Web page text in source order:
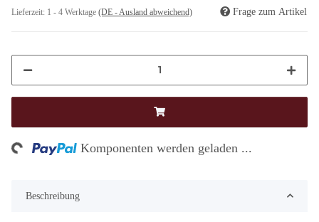
Lieferzeit: 1 - 4 Werktage (DE - Ausland abweichend) Frage zum Artikel
Komponenten werden geladen ...
Beschreibung